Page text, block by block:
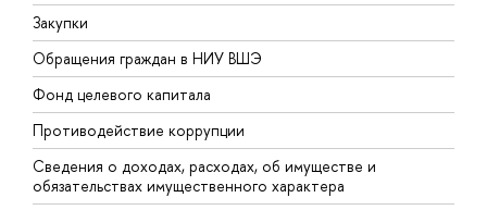
Закупки
Обращения граждан в НИУ ВШЭ
Фонд целевого капитала
Противодействие коррупции
Сведения о доходах, расходах, об имуществе и
обязательствах имущественного характера